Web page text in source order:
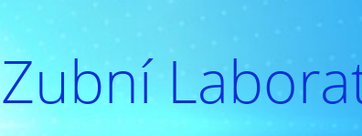
Zubní